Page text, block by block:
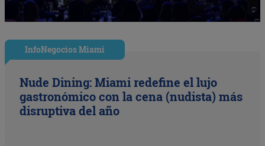
InfoNegocios Miami
Nude Dining: Miami redefine el lujo
gastronómico con la cena (nudista) más
disruptiva del año